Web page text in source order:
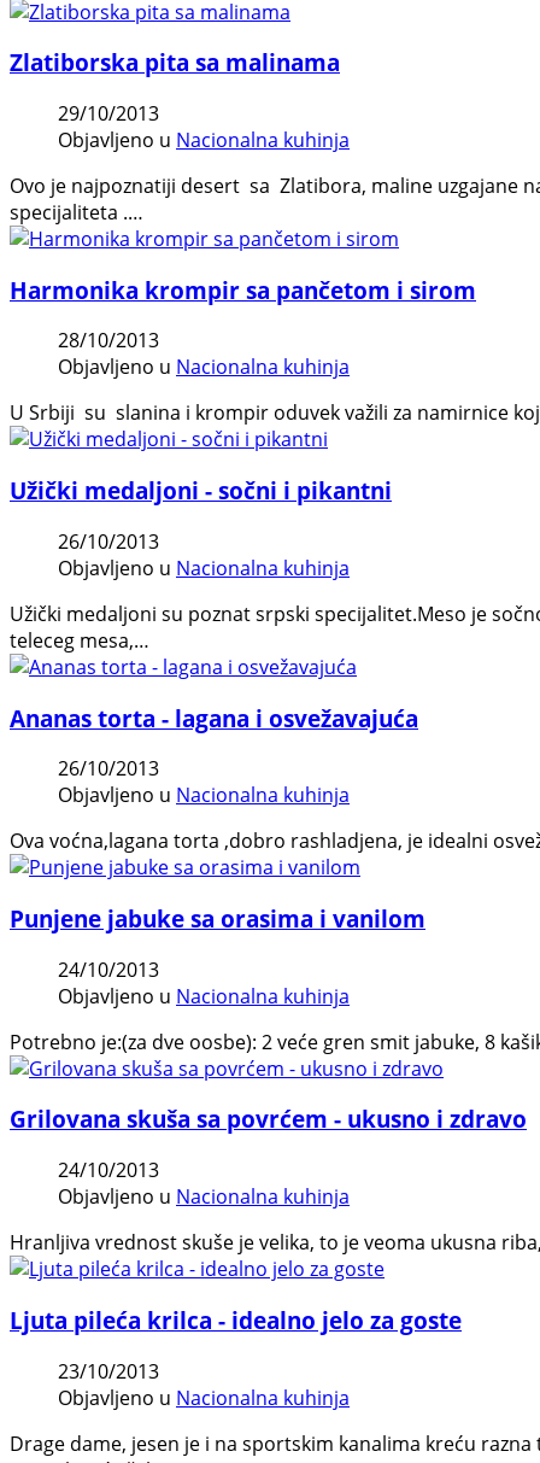
Zlatiborska pita sa malinama
29/10/2013
Objavljeno u Nacionalna kuhinja
Ovo je najpoznatiji desert sa Zlatibora, maline uzgajane
specijaliteta .…
Harmonika krompir sa pančetom i sirom
28/10/2013
Objavljeno u Nacionalna kuhinja
U Srbiji su slanina i krompir oduvek važili za namirnice
Užički medaljoni - sočni i pikantni
26/10/2013
Objavljeno u Nacionalna kuhinja
Užički medaljoni su poznat srpski specijalitet.Meso je
teleceg mesa,…
Ananas torta - lagana i osvežavajuća
26/10/2013
Objavljeno u Nacionalna kuhinja
Ova voćna,lagana torta ,dobro rashladjena, je idealni
Punjene jabuke sa orasima i vanilom
24/10/2013
Objavljeno u Nacionalna kuhinja
Potrebno je:(za dve oosbe): 2 veće gren smit jabuke, 8
Grilovana skuša sa povrćem - ukusno i zdravo
24/10/2013
Objavljeno u Nacionalna kuhinja
Hranljiva vrednost skuše je velika, to je veoma ukusna
Ljuta pileća krilca - idealno jelo za goste
23/10/2013
Objavljeno u Nacionalna kuhinja
Drage dame, jesen je i na sportskim kanalima kreću